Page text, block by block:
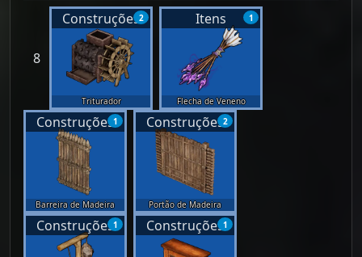
8
2
Construções
Triturador
1
Itens
Flecha de Veneno
1
Construções
Barreira de Madeira
2
Construções
Portão de Madeira
1
Construções 1
Construções